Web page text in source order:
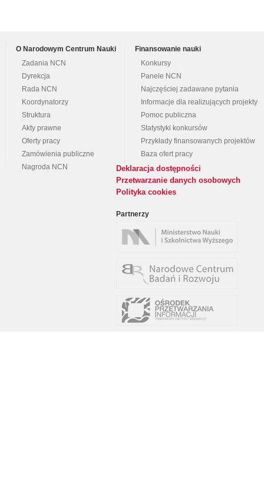
O Narodowym Centrum Nauki
Zadania NCN
Dyrekcja
Rada NCN
Koordynatorzy
Struktura
Akty prawne
Oferty pracy
Zamówienia publiczne
Nagroda NCN
Finansowanie nauki
Konkursy
Panele NCN
Najczęściej zadawane pytania
Informacje dla realizujących projekty
Pomoc publiczna
Statystyki konkursów
Przykłady finansowanych projektów
Baza ofert pracy
Deklaracja dostępności
Przetwarzanie danych osobowych
Polityka cookies
Partnerzy